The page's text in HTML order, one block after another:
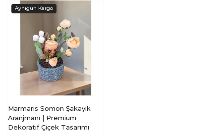
Marmaris Somon Şakayık
Aranjmanı | Premium
Dekoratif Çiçek Tasarımı